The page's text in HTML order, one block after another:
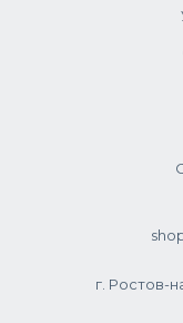
г. Ростов-